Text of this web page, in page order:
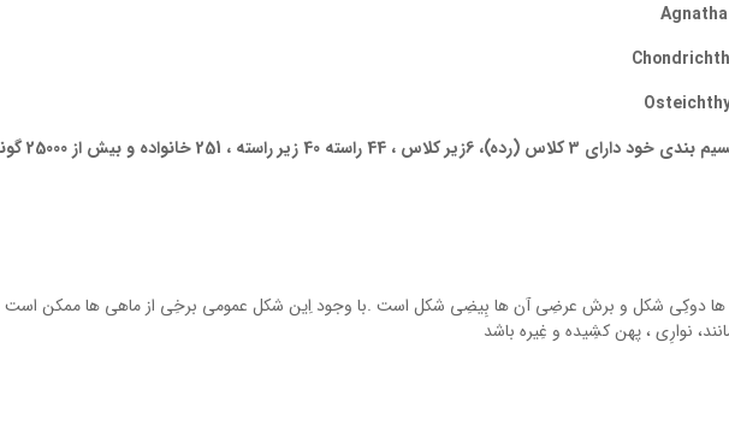
Agnatha
به طور کلی ماهی ها در تقسیم بندی خود دارای 3 کلاس
ها دوکِي شکل و برش عرضِي آن ها بِيضِي شکل است .با وجود اِين شکل عمومي برخِي از ماهي ها ممکن است
نوارِي ، پهن کشِيده و غِيره باشد